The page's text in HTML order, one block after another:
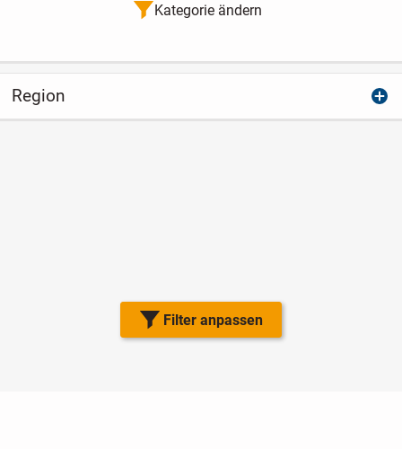
Filter anpassen
Kategorie ändern
Region